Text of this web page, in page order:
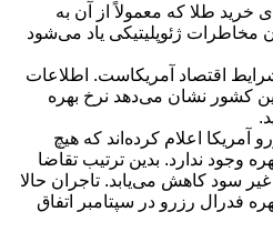
خرید طلا که معمولاً از آن به
مخاطرات ژئوپلیتیکی یاد می‌شود
اقتصاد آمریکاست. اطلاعات
کشور نشان می‌دهد نرخ بهره
آمریکا اعلام کرده‌اند که هیچ
وجود ندارد. بدین ترتیب تقاضا
سود کاهش می‌یابد. تاجران حالا
فدرال رزرو در سپتامبر اتفاق